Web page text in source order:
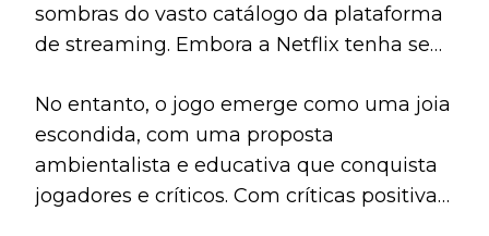
sombras do vasto catálogo da plataforma
de streaming. Embora a Netflix tenha se
adesão a essa nova faceta tem sido
modesta, com menos de 1% dos
assinantes explorando sua biblioteca de
jogos.
No entanto, o jogo emerge como uma joia
escondida, com uma proposta
ambientalista e educativa que conquista
jogadores e críticos. Com críticas positivas